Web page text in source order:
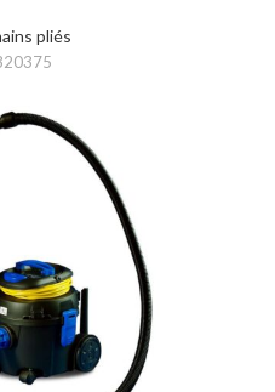
pliés